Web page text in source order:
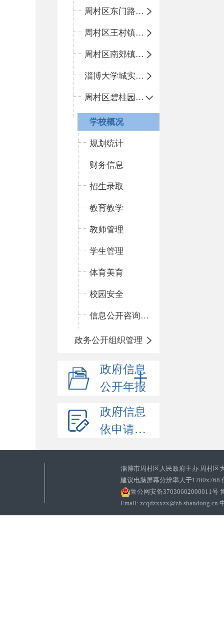
周村区东门路小学
周村区王村镇中心学校
周村区南郊镇中心小学
淄博大学城实验中学
周村区碧桂园小学
学校概况
规划统计
财务信息
招生录取
教育教学
教师管理
学生管理
体育美育
校园安全
信息公开咨询指南
政务公开组织管理
政府信息
公开年报
政府信息
依申请公开
淄博市周村区人民政府主办 周村区
建议电脑屏幕分辨率大于1280x768
鲁公网安备37030602000011号
Email: zcqdzxxzx@zb.shandong.cn